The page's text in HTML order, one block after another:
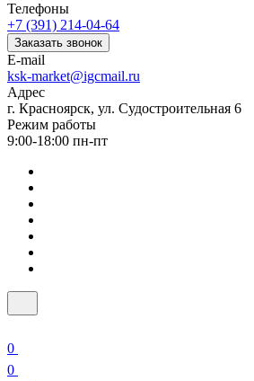
Телефоны
+7 (391) 214-04-64
Заказать звонок
E-mail
ksk-market@igcmail.ru
Адрес
г. Красноярск, ул. Судостроительная 6
Режим работы
9:00-18:00 пн-пт
0
0